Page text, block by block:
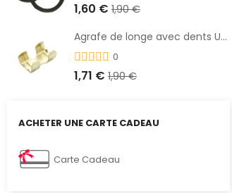
1,60 € 1,90 €
Agrafe de longe avec dents UMBRIA
0
1,71 € 1,90 €
ACHETER UNE CARTE CADEAU
Carte Cadeau